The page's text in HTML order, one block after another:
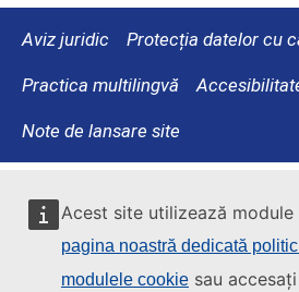
Acest site utilizează
pagina noastră dedicată
modulele cookie sau
Aviz juridic Protecția datelor cu
Practica multilingvă
Note de lansare site